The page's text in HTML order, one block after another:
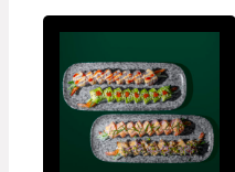
produkto
66.
Dragon